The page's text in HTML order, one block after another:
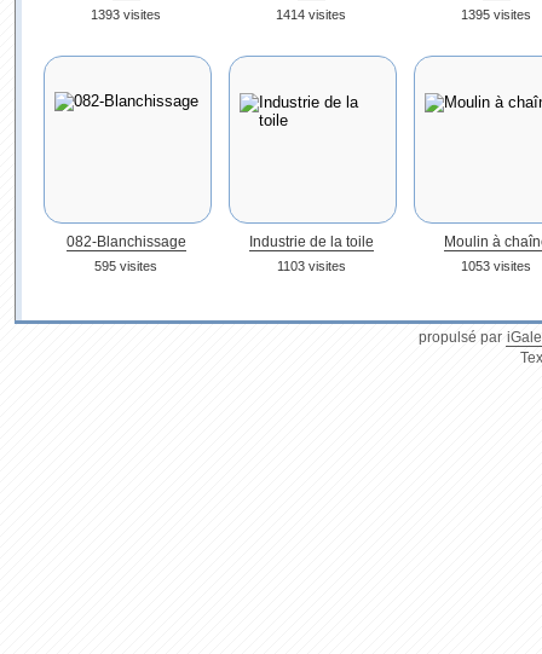
1393 visites
1414 visites
1395 visites
082-Blanchissage
595 visites
Industrie de la toile
1103 visites
Moulin à
1053 visites
propulsé par